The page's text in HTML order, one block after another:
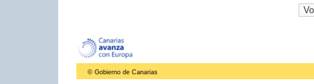
© Gobierno de Canarias